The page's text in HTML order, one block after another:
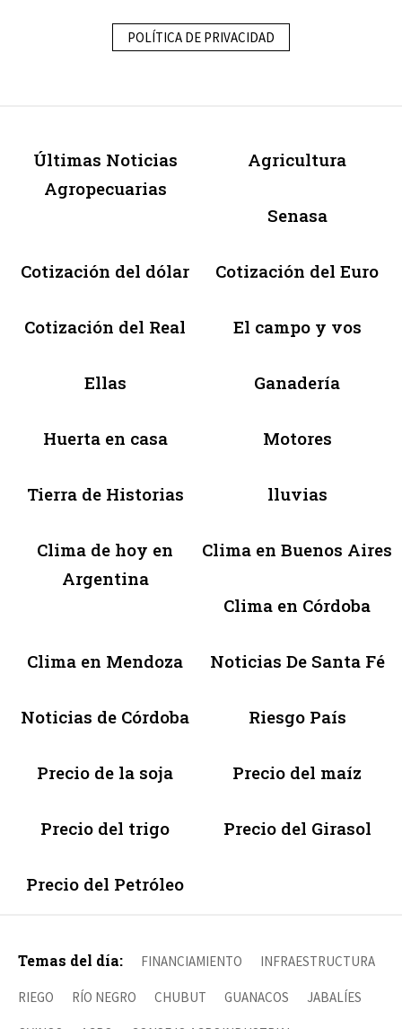
POLÍTICA DE PRIVACIDAD
Últimas Noticias
Agropecuarias
Agricultura
Senasa
Cotización del dólar Cotización del Euro
Cotización del Real El campo y vos
Ellas Ganadería
Huerta en casa Motores
Tierra de Historias lluvias
Clima de hoy en
Argentina
Clima en Buenos Aires
Clima en Córdoba
Clima en Mendoza Noticias De Santa Fé
Noticias de Córdoba Riesgo País
Precio de la soja Precio del maíz
Precio del trigo Precio del Girasol
Precio del Petróleo
Temas del día: FINANCIAMIENTO INFRAESTRUCTURA
RIEGO RÍO NEGRO CHUBUT GUANACOS JABALÍES